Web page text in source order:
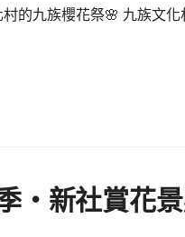
的九族櫻花祭🌸 九族文
・新社賞花